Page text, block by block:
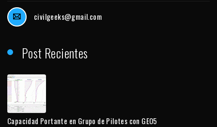
civilgeeks@gmail.com
Post Recientes
Capacidad Portante en Grupo de Pilotes con GEO5